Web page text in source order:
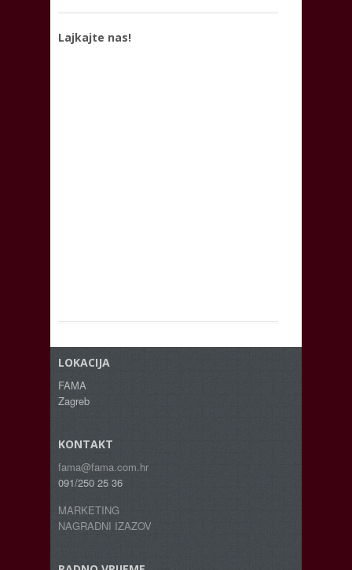
Lajkajte nas!
LOKACIJA
FAMA
Zagreb
KONTAKT
fama@fama.com.hr
091/250 25 36
MARKETING
NAGRADNI IZAZOV